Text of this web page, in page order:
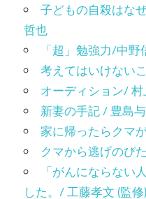
子どもの自殺はな
哲也
「超」勉強力/中
考えてはいけない
オーディション/
新妻の手記 / 豊島
家に帰ったらクマ
クマから逃げのび
「がんにならない
した。/ 工藤孝文 (監